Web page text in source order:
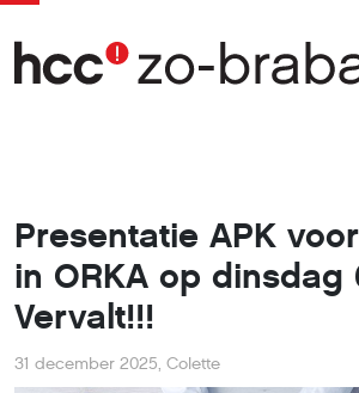
Presentatie APK
in ORKA op dinsdag
Vervalt!!!
31 december 2025, Colette